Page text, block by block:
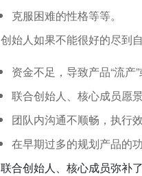
克服困难的性格等等。
创始人如果不能很好的尽到
资金不足，导致产品“流产
联合创始人、核心成员愿
团队内沟通不顺畅，执行
在早期过多的规划产品的
联合创始人、核心成员弥补